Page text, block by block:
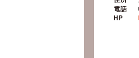
電話
HP